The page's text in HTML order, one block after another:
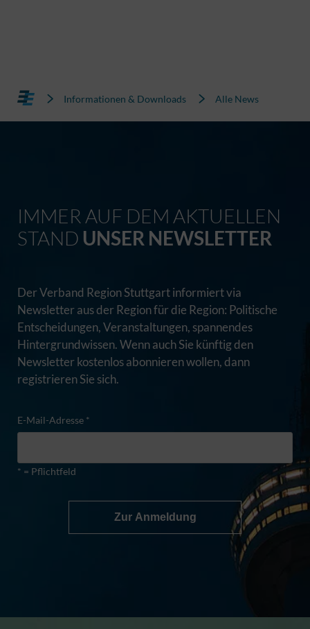
Informationen & Downloads Alle News
IMMER AUF DEM AKTUELLEN
STAND UNSER NEWSLETTER
Der Verband Region Stuttgart informiert via
Newsletter aus der Region für die Region: Politische
Entscheidungen, Veranstaltungen, spannendes
Hintergrundwissen. Wenn auch Sie künftig den
Newsletter kostenlos abonnieren wollen, dann
registrieren Sie sich.
E-Mail-Adresse *
* = Pflichtfeld
Zur Anmeldung